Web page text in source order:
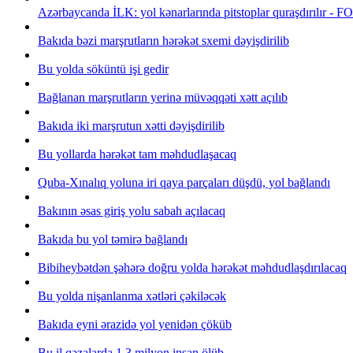
Azərbaycanda İLK: yol kənarlarında pitstoplar quraşdırılır -
Bakıda bəzi marşrutların hərəkət sxemi dəyişdirilib
Bu yolda söküntü işi gedir
Bağlanan marşrutların yerinə müvəqqəti xətt açılıb
Bakıda iki marşrutun xətti dəyişdirilib
Bu yollarda hərəkət tam məhdudlaşacaq
Quba-Xınalıq yoluna iri qaya parçaları düşdü, yol bağlandı
Bakının əsas giriş yolu sabah açılacaq
Bakıda bu yol təmirə bağlandı
Bibiheybətdən şəhərə doğru yolda hərəkət məhdudlaşdırılacaq
Bu yolda nişanlanma xətləri çəkiləcək
Bakıda eyni ərazidə yol yenidən çöküb